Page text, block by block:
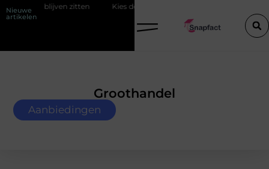
Nieuwe
artikelen
Kies de perfecte tussenjas voor heren
Groothandel
Aanbiedingen